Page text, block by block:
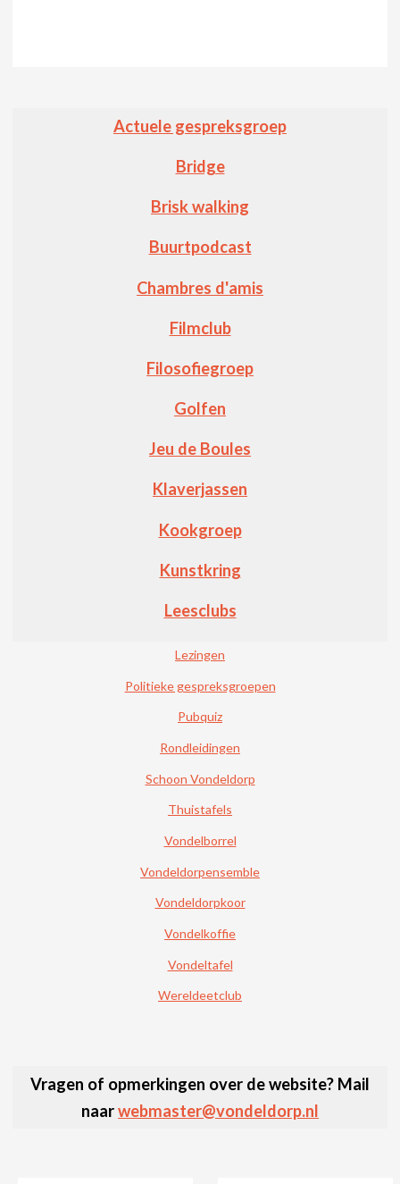
Actuele gespreksgroep
Bridge
Brisk walking
Buurtpodcast
Chambres d'amis
Filmclub
Filosofiegroep
Golfen
Jeu de Boules
Klaverjassen
Kookgroep
Kunstkring
Leesclubs
Lezingen
Politieke gespreksgroepen
Pubquiz
Rondleidingen
Schoon Vondeldorp
Thuistafels
Vondelborrel
Vondeldorpensemble
Vondeldorpkoor
Vondelkoffie
Vondeltafel
Wereldeetclub
Vragen of opmerkingen over de website? Mail
naarwebmaster@vondeldorp.nl